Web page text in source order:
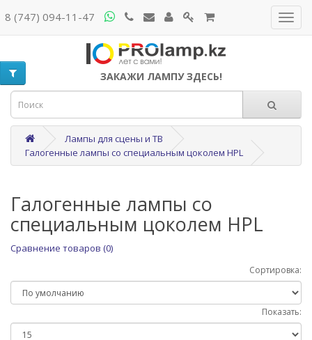
8 (747) 094-11-47
ЗАКАЖИ ЛАМПУ ЗДЕСЬ!
Лампы для сцены и ТВ
Галогенные лампы со специальным цоколем HPL
Галогенные лампы со
специальным цоколем HPL
Сравнение товаров (0)
Сортировка:
Показать: